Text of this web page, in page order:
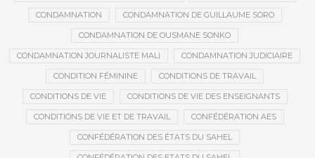
CONDAMNATION CONDAMNATION DE GUILLAUME SORO
CONDAMNATION DE OUSMANE SONKO
CONDAMNATION JOURNALISTE MALI CONDAMNATION JUDICIAIRE
CONDITION FÉMININE CONDITIONS DE TRAVAIL
CONDITIONS DE VIE CONDITIONS DE VIE DES ENSEIGNANTS
CONDITIONS DE VIE ET DE TRAVAIL CONFÉDÉRATION AES
CONFÉDÉRATION DES ÉTATS DU SAHEL